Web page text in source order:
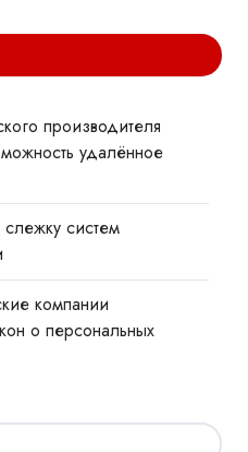
производителя
удалённое
систем
компании
о персональных